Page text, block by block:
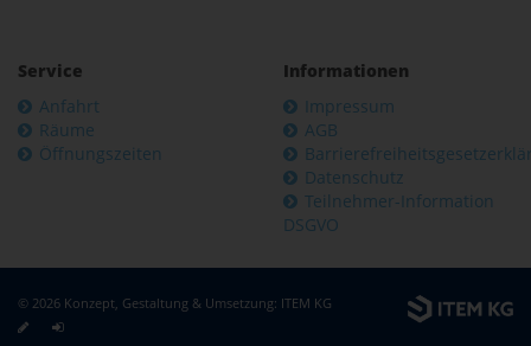
Service
Anfahrt
Räume
Öffnungszeiten
Informationen
Impressum
AGB
Datenschutz
Teilnehmer-Information
DSGVO
© 2026 Konzept, Gestaltung & Umsetzung: ITEM KG